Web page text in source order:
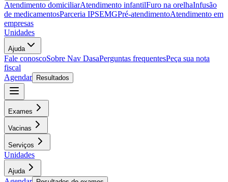
Atendimento domiciliarAtendimento infantilFuro na orelhaInfusão
de medicamentosParceria IPSEMGPré-atendimentoAtendimento em
empresas
Unidades
Ajuda
Fale conoscoSobre Nav DasaPerguntas frequentesPeça sua nota
fiscal
Agendar
Resultados
Exames
Vacinas
Serviços
Unidades
Ajuda